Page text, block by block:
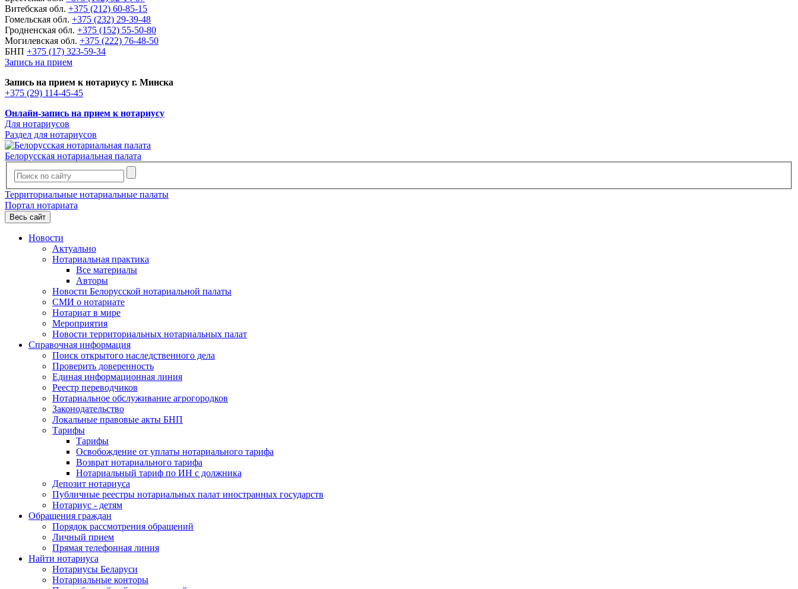
Витебская обл. +375 (212) 60-85-15
Гомельская обл. +375 (232) 29-39-48
Гродненская обл. +375 (152) 55-50-80
Могилевская обл. +375 (222) 76-48-50
БНП +375 (17) 323-59-34
Запись на прием
Запись на прием к нотариусу г. Минска
+375 (29) 114-45-45
Онлайн-запись на прием к нотариусу
Для нотариусов
Раздел для нотариусов
Белорусская нотариальная палата
Территориальные нотариальные палаты
Портал нотариата
Весь сайт
Новости
Актуально
Нотариальная практика
Все материалы
Авторы
Новости Белорусской нотариальной палаты
СМИ о нотариате
Нотариат в мире
Мероприятия
Новости территориальных нотариальных палат
Справочная информация
Поиск открытого наследственного дела
Проверить доверенность
Единая информационная линия
Реестр переводчиков
Нотариальное обслуживание агрогородков
Законодательство
Локальные правовые акты БНП
Тарифы
Тарифы
Освобождение от уплаты нотариального тарифа
Возврат нотариального тарифа
Нотариальный тариф по ИН с должника
Депозит нотариуса
Публичные реестры нотариальных палат иностранных государств
Нотариус - детям
Обращения граждан
Порядок рассмотрения обращений
Личный прием
Прямая телефонная линия
Найти нотариуса
Нотариусы Беларуси
Нотариальные конторы